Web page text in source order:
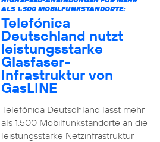
ALS 1.500 MOBILFUNKSTANDORTE:
Telefónica
Deutschland nutzt
leistungsstarke
Glasfaser-
Infrastruktur von
GasLINE
Telefónica Deutschland lässt mehr
als 1.500 Mobilfunkstandorte an die
leistungsstarke Netzinfrastruktur